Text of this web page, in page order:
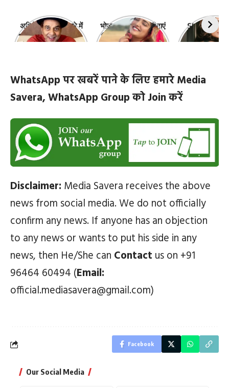
अभिनेता धर्मेंद्र के बारे में
10 रोचक बातें, जिनके बारे
भोजपुरी की ये 10 हसीनाएं
हैं सबसे खूबसूरत | top-
Shefali
‘कांटा लगा
WhatsApp पर खबरें पाने के लिए हमारे Media
Savera, WhatsApp Group को Join करें
Disclaimer: Media Savera receives the above
news from social media. We do not officially
confirm any news. If anyone has an objection
to any news or wants to put his side in any
news, then He/She can Contact us on +91
96464 60494 (Email:
official.mediasavera@gmail.com)
Facebook
Our Social Media